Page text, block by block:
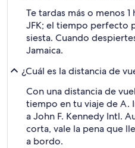
Te tardas más o menos
JFK; el tiempo perfecto
siesta. Cuando
Jamaica.
¿Cuál es la distancia de
Con una distancia de
tiempo en tu viaje de A.
a John F. Kennedy Intl.
corta, vale la pena que
a bordo.